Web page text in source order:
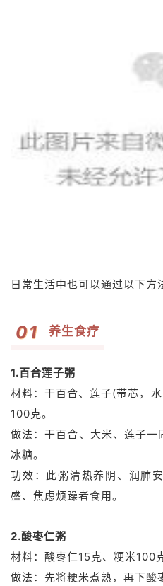
日常生活中也可以通过以下方
01 养生食疗
1.百合莲子粥
材料：干百合、莲子(带芯，
100克。
做法：干百合、大米、莲子一
冰糖。
功效：此粥清热养阴、润肺
盛、焦虑烦躁者食用。
2.酸枣仁粥
材料： 酸枣仁15克、粳米100
做法：先将粳米煮熟，再下酸